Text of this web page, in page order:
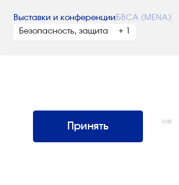
Выставки и конференции БВСА (MENA)
Безопасность, защита
+ 1
Интернэшнл»
Все права защищены. Использование материалов
возможно только со ссылкой на источник.
Принять